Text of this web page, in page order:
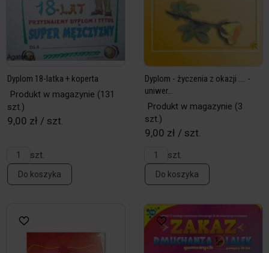
Dyplom 18-latka + koperta
Produkt w magazynie (131
szt.)
9,00 zł / szt.
szt.
Do koszyka
Dyplom - życzenia z okazji .... -
uniwer...
Produkt w magazynie (3
szt.)
9,00 zł / szt.
szt.
Do koszyka